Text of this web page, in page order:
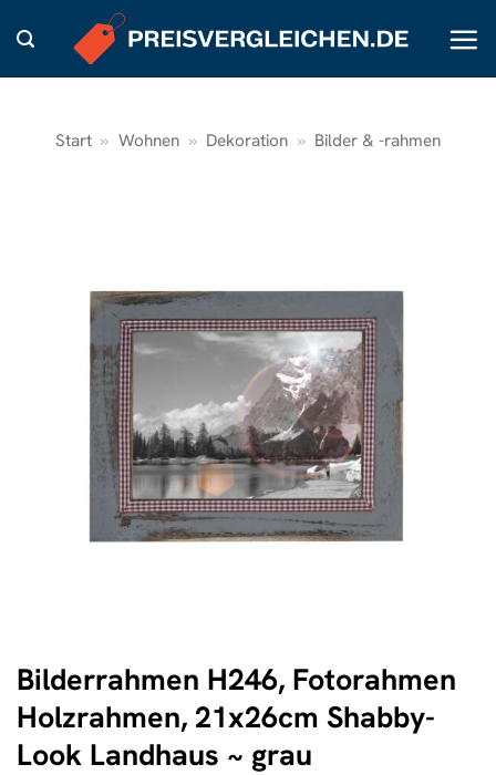
Inhalt
springen
Start » Wohnen » Dekoration » Bilder & -rahmen
Bilderrahmen H246, Fotorahmen
Holzrahmen, 21x26cm Shabby-
Look Landhaus ~ grau